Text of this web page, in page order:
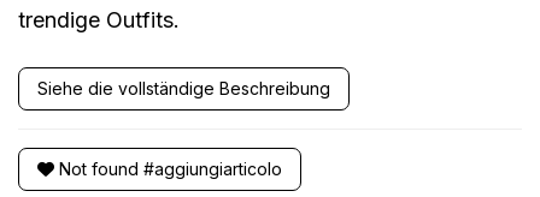
trendige Outfits.
Siehe die vollständige Beschreibung
Not found #aggiungiarticolo